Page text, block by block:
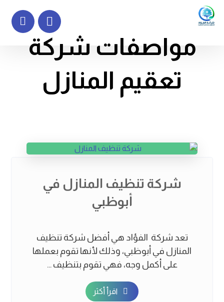
مواصفات شركة
تعقيم المنازل
شركة تنظيف المنازل في
أبوظبي
تعد شركة الفؤاد هي أفضل شركة تنظيف
المنازل في أبوظبي، وذلك لأنها تقوم بعملها
على أكمل وجه، فهي تقوم بتنظيف ...
اقرأ أكثر